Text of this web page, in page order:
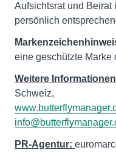
Aufsichtsrat und Beirat
persönlich
eine geschützte Marke
Weitere Informationen
PR-Agentur: